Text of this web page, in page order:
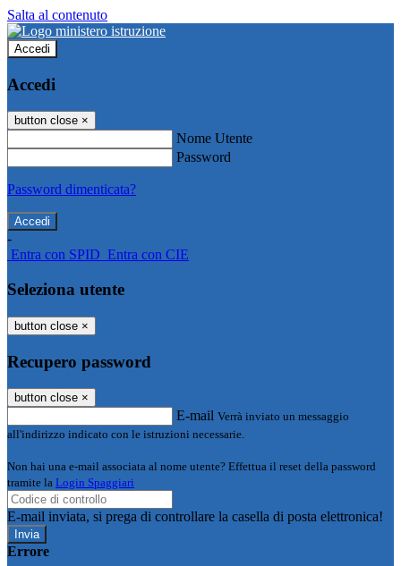
Salta al contenuto
Accedi
Accedi
button close ×
Nome Utente
Password
Password dimenticata?
-
Entra con SPID Entra con CIE
Seleziona utente
button close ×
Recupero password
button close ×
E-mail Verrà inviato un messaggio
all'indirizzo indicato con le istruzioni necessarie.
Non hai una e-mail associata al nome utente? Effettua il reset della password
tramite la Login Spaggiari
E-mail inviata, si prega di controllare la casella di posta elettronica!
Errore